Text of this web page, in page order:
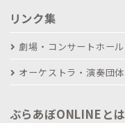
リンク集
劇場・コンサートホール
オーケストラ・演奏団体
ぶらあぼONLINEとは